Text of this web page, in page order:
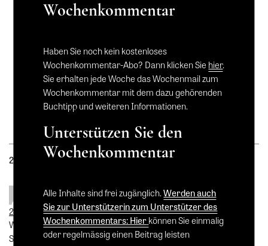
Ähnliche Beiträge
22. Juli 2020
In "Video-Buchtipp"
In "Wochenkommentar"
Ascona
19. August 2021
In "Video-Buchtipp"
2 Kommentare zu "Wenn die Schönheit bitter wird
Thomas Zweidlersagt:
24. September 2021 um 16:21 Uhr
Wir wünschen schöne Ferien!
Schatten und Licht (Henri Valentino), Trauer und Freude, ohne
Wochenkommentar
Haben Sie noch kein kostenloses
Wochenkommentar-Abo? Dann klicken Sie hier.
Sie erhalten jede Woche das Wochenmail zum
Wochenkommentar mit dem dazu gehörenden
Buchtipp und weiteren Informationen.
Unterstützen Sie den
Wochenkommentar
Alle Inhalte sind frei zugänglich.Werden auch
Sie zur Unterstützerin zum Unterstützer des
Wochenkommentars: Hierkönnen Sie einmalig
oder regelmässig einen Beitrag leisten